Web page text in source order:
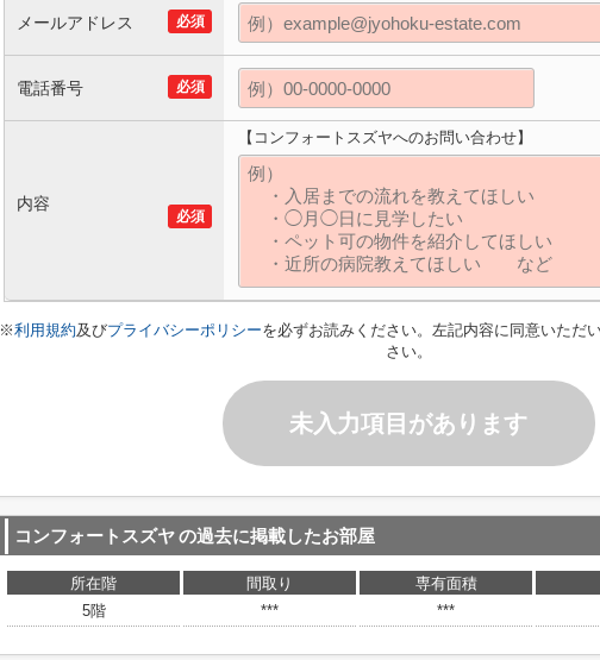
必須
メールアドレス
必須
電話番号
必須
内容
【コンフォートスズヤへのお問い合わせ】
※利用規約及びプライバシーポリシーを必ずお読みください。左記内容に同意いただ
さい。
未入力項目があります
コンフォートスズヤの過去に掲載したお部屋
所在階 間取り 専有面積
5階
*** ***